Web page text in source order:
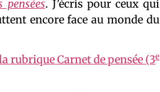
pensées. J’écris pour ceux qui
encore face au monde du
rubrique Carnet de pensée (3e